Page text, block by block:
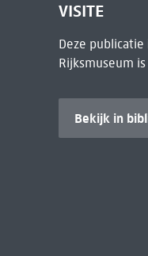
VISITE
Deze
Rijksmuseum
Bekijk in